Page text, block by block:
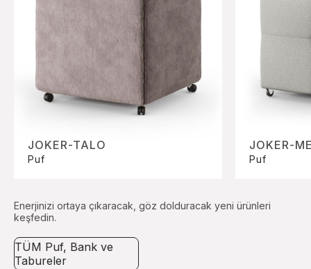
JOKER-TALO
Puf
JOKER-
Puf
Enerjinizi ortaya çıkaracak, göz dolduracak yeni ürünleri
keşfedin.
TÜM Puf, Bank ve
Tabureler